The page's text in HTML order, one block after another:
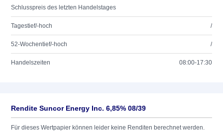
Schlusspreis des letzten Handelstages
Tagestief/-hoch /
52-Wochentief/-hoch /
Handelszeiten 08:00-17:30
Rendite Suncor Energy Inc. 6,85% 08/39
Für dieses Wertpapier können leider keine Renditen berechnet werden.